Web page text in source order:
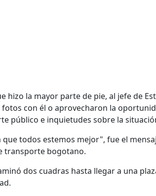
la mayor parte de pie, al jefe de
con él o aprovecharon la
público e inquietudes sobre la
todos estemos mejor", fue el
transporte bogotano.
dos cuadras hasta llegar a una